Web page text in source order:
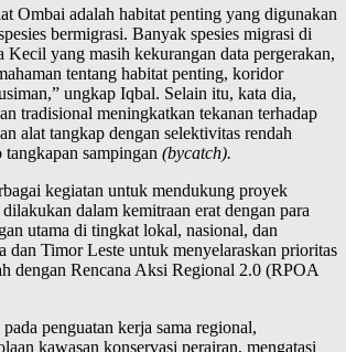
Ombai adalah habitat penting yang digunakan
bermigrasi. Banyak spesies migrasi di
Kecil yang masih kekurangan data pergerakan,
tentang habitat penting, koridor
ungkap Iqbal. Selain itu, kata dia,
tradisional meningkatkan tekanan terhadap
alat tangkap dengan selektivitas rendah
sampingan (bycatch).
kegiatan untuk mendukung proyek
dalam kemitraan erat dengan para
utama di tingkat lokal, nasional, dan
dan Timor Leste untuk menyelaraskan prioritas
dengan Rencana Aksi Regional 2.0 (RPOA
penguatan kerja sama regional,
kawasan konservasi perairan, mengatasi